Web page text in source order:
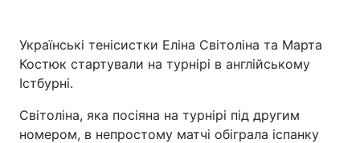
Українські тенісистки Еліна Світоліна та Марта
Костюк стартували на турнірі в англійському
Істбурні.
Світоліна, яка посіяна на турнірі під другим
номером, в непростому матчі обіграла іспанку